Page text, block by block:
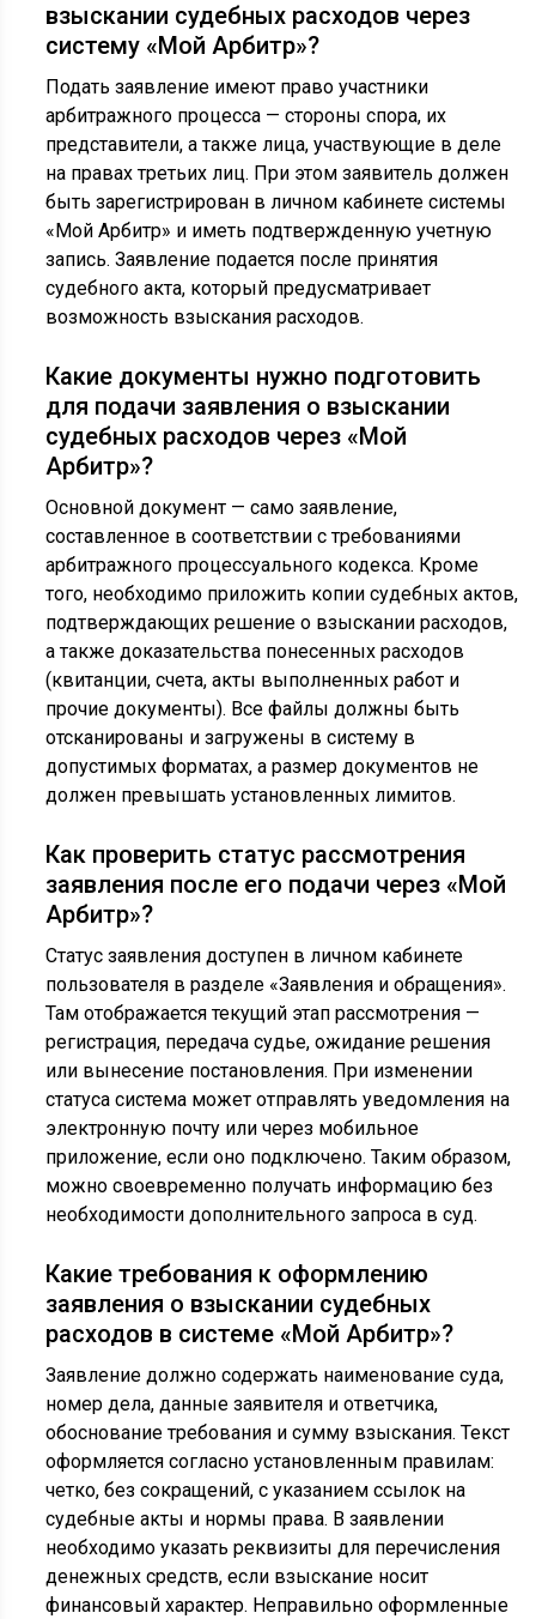
взыскании судебных расходов через
систему «Мой Арбитр»?
Подать заявление имеют право участники
арбитражного процесса — стороны спора, их
представители, а также лица, участвующие в деле
на правах третьих лиц. При этом заявитель должен
быть зарегистрирован в личном кабинете системы
«Мой Арбитр» и иметь подтвержденную учетную
запись. Заявление подается после принятия
судебного акта, который предусматривает
возможность взыскания расходов.
Какие документы нужно подготовить
для подачи заявления о взыскании
судебных расходов через «Мой
Арбитр»?
Основной документ — само заявление,
составленное в соответствии с требованиями
арбитражного процессуального кодекса. Кроме
того, необходимо приложить копии судебных актов,
подтверждающих решение о взыскании расходов,
а также доказательства понесенных расходов
(квитанции, счета, акты выполненных работ и
прочие документы). Все файлы должны быть
отсканированы и загружены в систему в
допустимых форматах, а размер документов не
должен превышать установленных лимитов.
Как проверить статус рассмотрения
заявления после его подачи через «Мой
Арбитр»?
Статус заявления доступен в личном кабинете
пользователя в разделе «Заявления и обращения».
Там отображается текущий этап рассмотрения —
регистрация, передача судье, ожидание решения
или вынесение постановления. При изменении
статуса система может отправлять уведомления на
электронную почту или через мобильное
приложение, если оно подключено. Таким образом,
можно своевременно получать информацию без
необходимости дополнительного запроса в суд.
Какие требования к оформлению
заявления о взыскании судебных
расходов в системе «Мой Арбитр»?
Заявление должно содержать наименование суда,
номер дела, данные заявителя и ответчика,
обоснование требования и сумму взыскания. Текст
оформляется согласно установленным правилам:
четко, без сокращений, с указанием ссылок на
судебные акты и нормы права. В заявлении
необходимо указать реквизиты для перечисления
денежных средств, если взыскание носит
финансовый характер. Неправильно оформленные